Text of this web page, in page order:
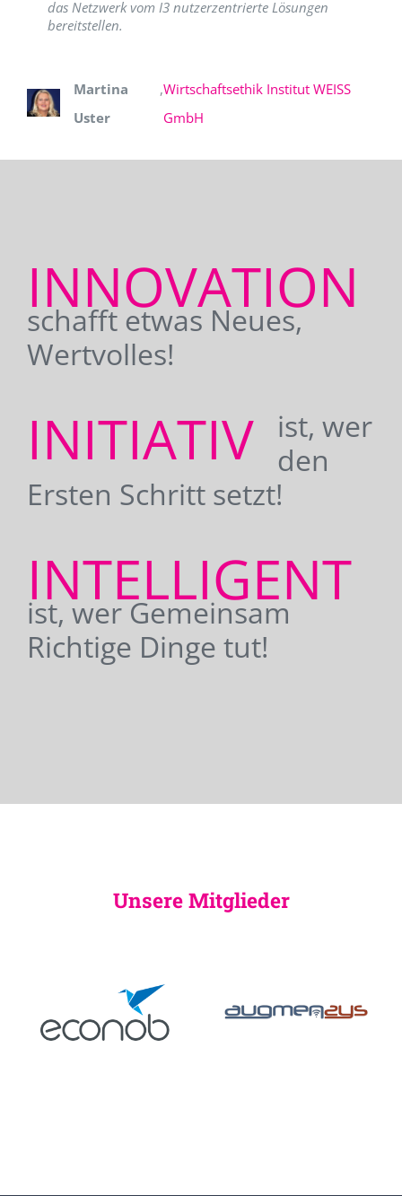
das Netzwerk vom I3 nutzerzentrierte Lösungen
bereitstellen.
Martina
Uster
,Wirtschaftsethik Institut WEISS
GmbH
INNOVATION
schafft etwas Neues,
Wertvolles!
INITIATIV
ist, wer
den
Ersten Schritt setzt!
INTELLIGENT
ist, wer Gemeinsam
Richtige Dinge tut!
Unsere Mitglieder